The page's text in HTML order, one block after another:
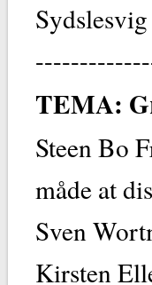
TEMA:
Steen Bo
måde at
Sven
Kirsten